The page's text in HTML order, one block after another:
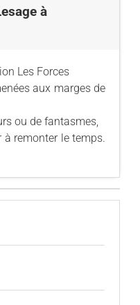
à
Les Forces
aux marges de
ou de fantasmes,
à remonter le temps.